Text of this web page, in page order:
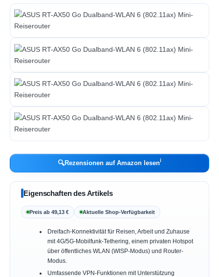
🔍Rezensionen auf Amazon lesenℹ︎
Eigenschaften des Artikels
Preis ab 49,13 € Aktuelle Shop-Verfügbarkeit
Dreifach-Konnektivität für Reisen, Arbeit und Zuhause
mit 4G/5G-Mobilfunk-Tethering, einem privaten Hotspot
über öffentliches WLAN (WISP-Modus) und Router-
Modus.
Umfassende VPN-Funktionen mit Unterstützung